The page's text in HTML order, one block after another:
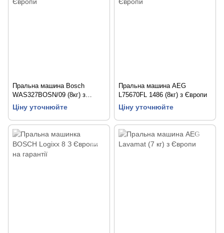
Пральна машина Bosch
WAS327BOSN/09 (8кг) з
Європи
Ціну уточнюйте
Пральна машина AEG
L75670FL 1486 (8кг) з Європи
Ціну уточнюйте